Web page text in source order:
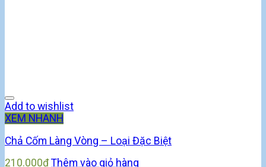
Add to wishlist
XEM NHANH
Chả Cốm Làng Vòng – Loại Đặc Biệt
210.000₫ Thêm vào giỏ hàng